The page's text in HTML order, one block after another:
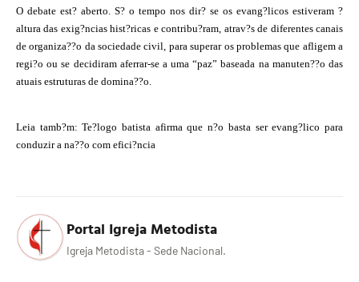
O debate est? aberto. S? o tempo nos dir? se os evang?licos estiveram ?
altura das exig?ncias hist?ricas e contribu?ram, atrav?s de diferentes canais
de organiza??o da sociedade civil, para superar os problemas que afligem a
regi?o ou se decidiram aferrar-se a uma “paz” baseada na manuten??o das
atuais estruturas de domina??o.
Leia tamb?m: Te?logo batista afirma que n?o basta ser evang?lico para
conduzir a na??o com efici?ncia
Portal Igreja Metodista
Igreja Metodista - Sede Nacional.